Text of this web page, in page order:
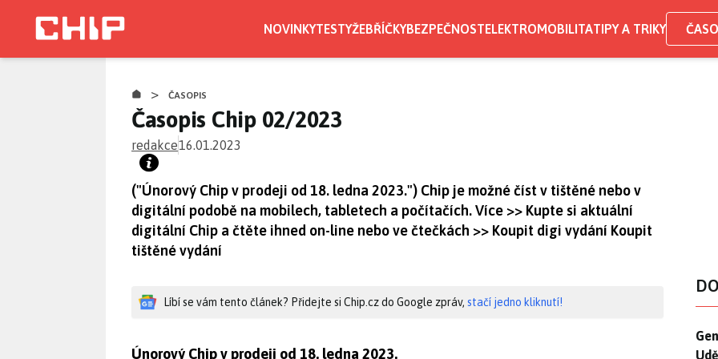
NOVINKYTESTYŽEBŘÍČKYBEZPEČNOSTELEKTROMOBILITATIPY A TRIKY
> ČASOPIS
Časopis Chip 02/2023
redakce16.01.2023
("Únorový Chip v prodeji od 18. ledna 2023.") Chip je možné číst v tištěné nebo v
digitální podobě na mobilech, tabletech a počítačích. Více >> Kupte si aktuální
digitální Chip a čtěte ihned on-line nebo ve čtečkách >> Koupit digi vydání Koupit
tištěné vydání
Líbí se vám tento článek? Přidejte si Chip.cz do Google zpráv, stačí jedno kliknutí!
Únorový Chip v prodeji od 18. ledna 2023.